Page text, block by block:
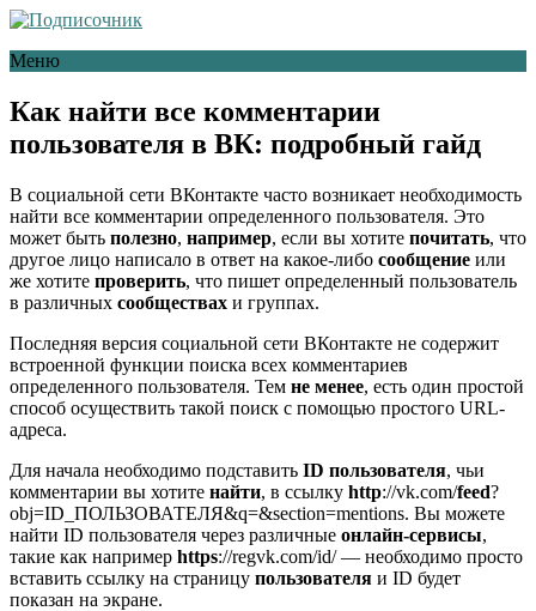
Меню
Как найти все комментарии
пользователя в ВК: подробный гайд
В социальной сети ВКонтакте часто возникает необходимость
найти все комментарии определенного пользователя. Это
может быть полезно, например, если вы хотите почитать, что
другое лицо написало в ответ на какое-либо сообщение или
же хотите проверить, что пишет определенный пользователь
в различных сообществах и группах.
Последняя версия социальной сети ВКонтакте не содержит
встроенной функции поиска всех комментариев
определенного пользователя. Тем не менее, есть один простой
способ осуществить такой поиск с помощью простого URL-
адреса.
Для начала необходимо подставить ID пользователя, чьи
комментарии вы хотите найти, в ссылку http://vk.com/feed?
obj=ID_ПОЛЬЗОВАТЕЛЯ&q=&section=mentions. Вы можете
найти ID пользователя через различные онлайн-сервисы,
такие как например https://regvk.com/id/ — необходимо просто
вставить ссылку на страницу пользователя и ID будет
показан на экране.